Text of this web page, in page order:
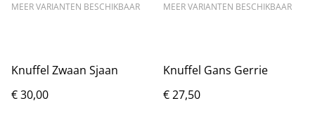
MEER VARIANTEN BESCHIKBAAR MEER VARIANTEN BESCHIKBAAR
Knuffel Zwaan Sjaan
€ 30,00
Knuffel Gans Gerrie
€ 27,50